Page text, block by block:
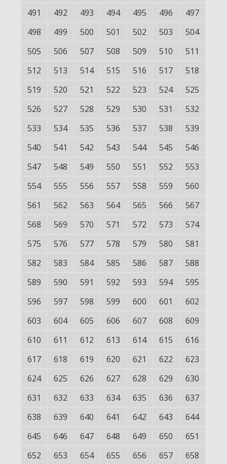
491 492 493 494 495 496
497
498
499 500 501 502 503
504
505
506 507 508 509 510
511
512
513 514 515 516 517
518
519
520 521 522 523 524
525
526
527 528 529 530 531
532
533
534 535 536 537 538
539
540
541 542 543 544 545
546
547
548 549 550 551 552
553
554
555 556 557 558 559
560
561
562 563 564 565 566
567
568
569 570 571 572 573
574
575
576 577 578 579 580
581
582
583 584 585 586 587
588
589
590 591 592 593 594
595
596
597 598 599 600 601
602
603
604 605 606 607 608
609
610
611 612 613 614 615
616
617
618 619 620 621 622
623
624
625 626 627 628 629
630
631
632 633 634 635 636
637
638
639 640 641 642 643
644
645
646 647 648 649 650
651
652
653 654 655 656 657
658